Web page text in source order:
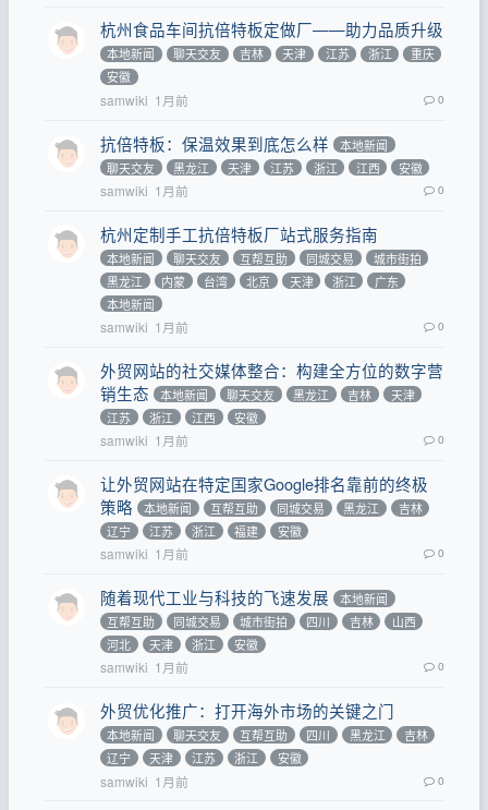
杭州食品车间抗倍特板定做厂——助力品质升级
本地新闻 聊天交友 吉林 天津 江苏 浙江
重庆
安徽
samwiki 1月前 0
抗倍特板：保温效果到底怎么样
本地新闻
聊天交友
黑龙江 天津 江苏 浙江 江西 安徽
samwiki 1月前 0
杭州定制手工抗倍特板厂站式服务指南
本地新闻 聊天交友 互帮互助 同城交易
城市街拍
黑龙江
内蒙 台湾 北京 天津 浙江
广东
本地新闻
samwiki 1月前 0
外贸网站的社交媒体整合：构建全方位的数字营
销生态
本地新闻 聊天交友 黑龙江 吉林
天津
江苏
浙江 江西 安徽
samwiki 1月前 0
让外贸网站在特定国家Google排名靠前的终极
策略
本地新闻 互帮互助 同城交易 黑龙江
吉林
辽宁
江苏 浙江 福建 安徽
samwiki 1月前 0
随着现代工业与科技的飞速发展
本地新闻
互帮互助
同城交易 城市街拍 四川 吉林
山西
河北
天津 浙江 安徽
samwiki 1月前 0
外贸优化推广：打开海外市场的关键之门
本地新闻 聊天交友 互帮互助 四川 黑龙江
吉林
辽宁
天津 江苏 浙江 安徽
samwiki 1月前 0